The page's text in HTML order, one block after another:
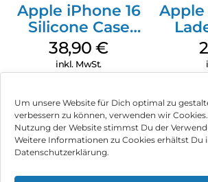
Um unsere Website für Dich optimal zu
verbessern zu können, verwenden wir
Nutzung der Website stimmst Du der
Weitere Informationen zu Cookies erhältst Du
Datenschutzerklärung.
Apple iPhone 16
Silicone Case
MagSafe
Ultramarine
38,90€
inkl. MwSt.
Apple
Impressum